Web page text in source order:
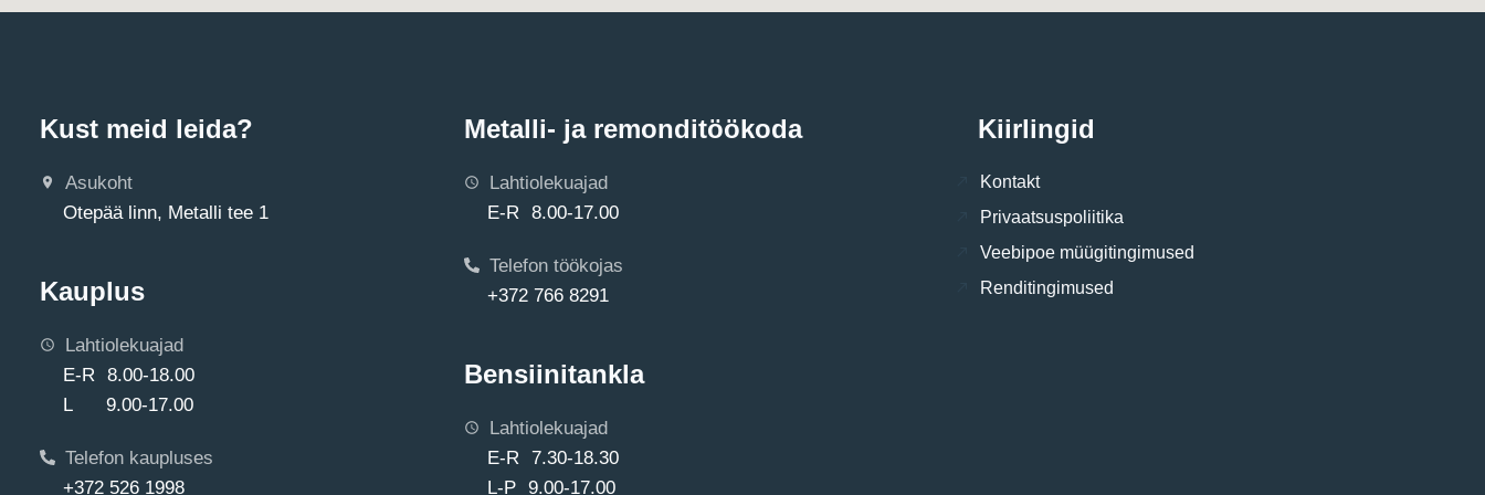
Kust meid leida?
Asukoht
Otepää linn, Metalli tee 1
Kauplus
Lahtiolekuajad
E-R 8.00-18.00
L 9.00-17.00
Telefon kaupluses
+372 526 1998
Metalli- ja remonditöökoda
Lahtiolekuajad
E-R 8.00-17.00
Telefon töökojas
+372 766 8291
Bensiinitankla
Lahtiolekuajad
E-R 7.30-18.30
L-P 9.00-17.00
Kiirlingid
Kontakt
Privaatsuspoliitika
Veebipoe müügitingimused
Renditingimused